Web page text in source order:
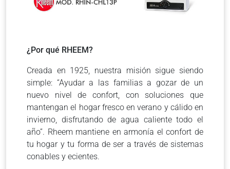
¿Por qué RHEEM?
Creada en 1925, nuestra misión sigue siendo
simple: “Ayudar a las familias a gozar de un
nuevo nivel de confort, con soluciones que
mantengan el hogar fresco en verano y cálido en
invierno, disfrutando de agua caliente todo el
año”. Rheem mantiene en armonía el confort de
tu hogar y tu forma de ser a través de sistemas
conables y ecientes.